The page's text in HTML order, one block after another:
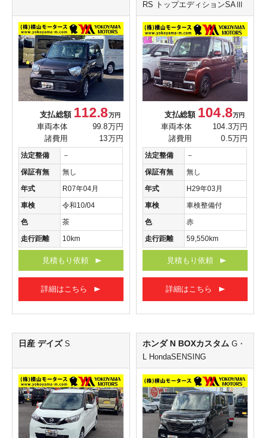
支払総額 112.8万円
車両本体
99.8万円
諸費用
13万円
法定整備
－
保証有無
無し
年式
R07年04月
車検
令和10/04
色
茶
走行距離
10km
見積もり依頼
詳細はこちら
RS トップエディションSAⅢ
支払総額 104.8万円
車両本体
104.3万円
諸費用
0.5万円
法定整備
－
保証有無
無し
年式
H29年03月
車検
車検整備付
色
赤
走行距離
59,550km
見積もり依頼
詳細はこちら
日産 デイズ S ホンダ N BOXカスタムG・
L HondaSENSING